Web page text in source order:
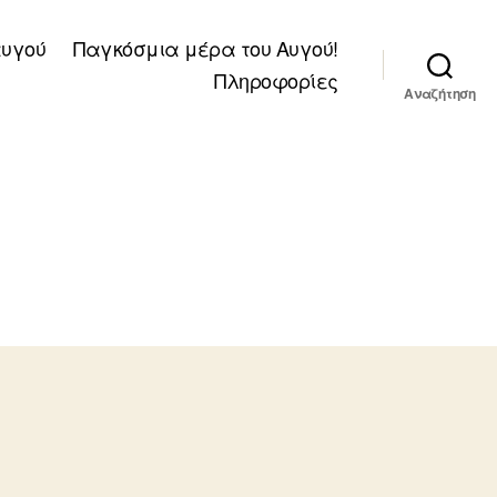
Παγκόσμια μέρα του Αυγού!
Πληροφορίες
Αναζήτηση